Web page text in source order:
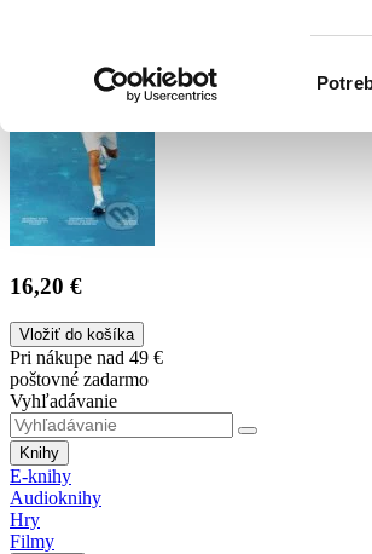
16,20 €
Vložiť do košíka
Pri nákupe nad 49 €
poštovné zadarmo
Vyhľadávanie
Knihy
E-knihy
Audioknihy
Hry
Filmy